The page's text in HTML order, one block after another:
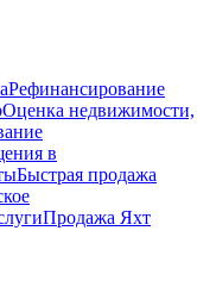
Рефинансирование
Оценка недвижимости,
в
Быстрая продажа
Продажа Яхт